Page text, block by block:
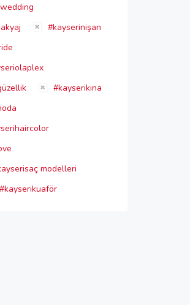
#kayserinişan
#kayserikına
modelleri
#kayserikuaför